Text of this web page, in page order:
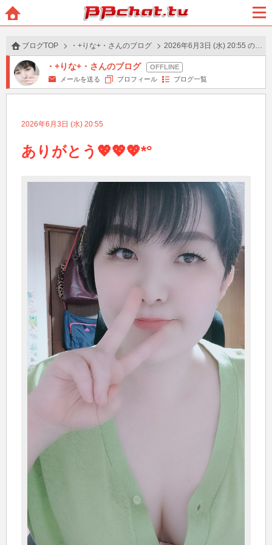
BBchatTV
ュー
ブログTOP ・+りな+・さんのブログ 2026年6月3日 (水) 20:55 の投稿
・+りな+・さんのブログ
メールを送る プロフィール ブログ一覧
2026年6月3日 (水) 20:55
ありがとう💖💖💖*°